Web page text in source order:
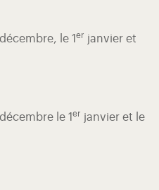
le 1 er janvier et
le 1 er janvier et le